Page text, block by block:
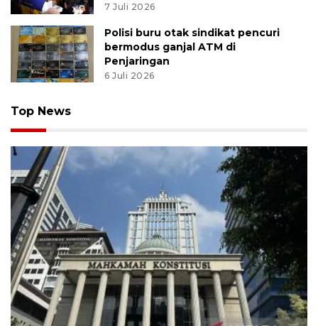
7 Juli 2026
Polisi buru otak sindikat pencuri
bermodus ganjal ATM di
Penjaringan
6 Juli 2026
Top News